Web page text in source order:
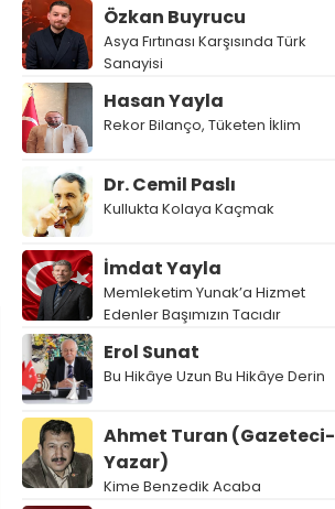
Özkan Buyrucu
Asya Fırtınası Karşısında Türk
Sanayisi
Hasan Yayla
Rekor Bilanço, Tüketen İklim
Dr. Cemil Paslı
Kullukta Kolaya Kaçmak
İmdat Yayla
Memleketim Yunak’a Hizmet
Edenler Başımızın Tacıdır
Erol Sunat
Bu Hikâye Uzun Bu Hikâye Derin
Ahmet Turan (Gazeteci-
Yazar)
Kime Benzedik Acaba